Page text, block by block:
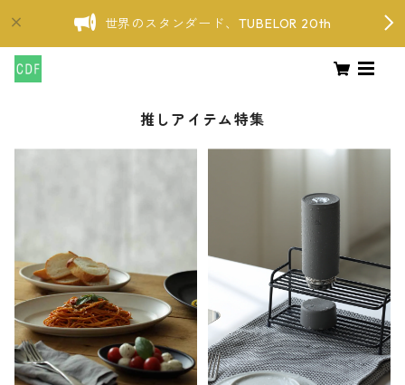
世界のスタンダード、TUBELOR 20th
推しアイテム特集